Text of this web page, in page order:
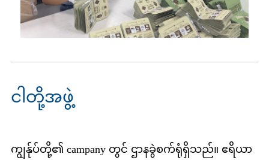
ငါတို့အဖွဲ့
ကျွန်ုပ်တို့၏ campany တွင် ဌာနခွဲစက်ရုံရှိသည်။ ဧရိယာ